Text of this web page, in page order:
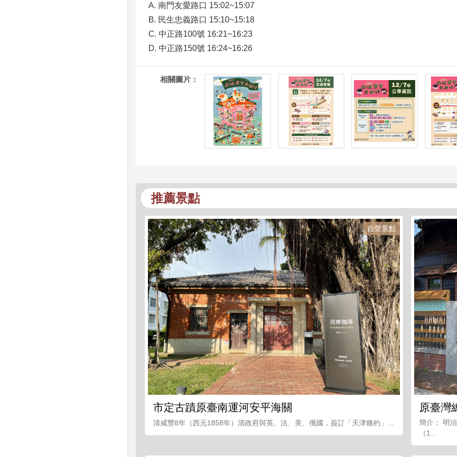
A. 南門友愛路口 15:02~15:07
B. 民生忠義路口 15:10~15:18
C. 中正路100號 16:21~16:23
D. 中正路150號 16:24~16:26
相關圖片：
推薦景點
自營景點
市定古蹟原臺南運河安平海關
清咸豐8年（西元1858年）清政府與英、法、美、俄國，簽訂「天津條約」...
原臺灣
簡介： 明
（1...